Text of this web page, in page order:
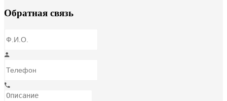
Обратная связь